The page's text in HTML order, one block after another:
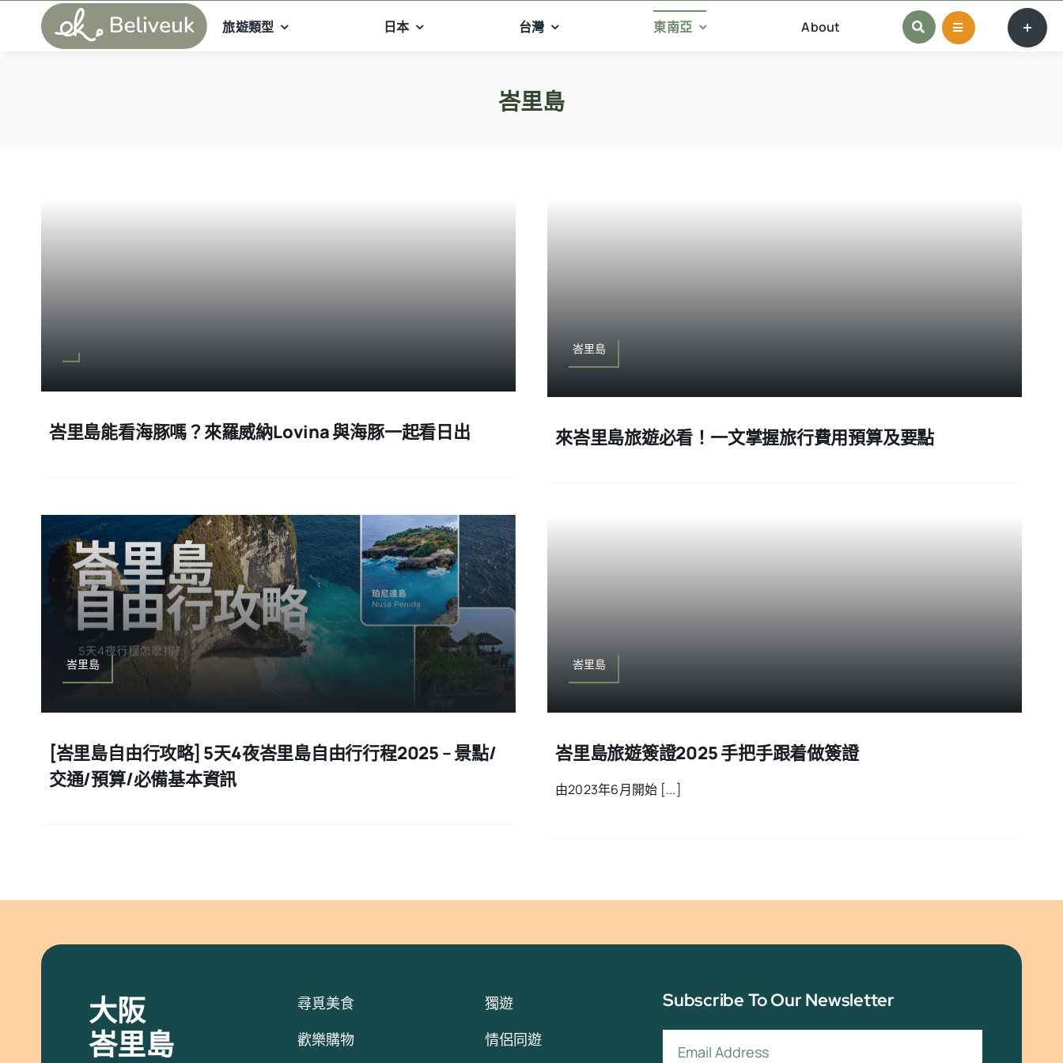
旅遊類型 日本 台灣 東南亞 About
峇里島
峇里島能看海豚嗎？來羅威納Lovina 與海豚一起看日出
峇里島
來峇里島旅遊必看！一文掌握旅行費用預算及要點
峇里島
[峇里島自由行攻略] 5天4夜峇里島自由行行程2025 – 景點/
交通/預算/必備基本資訊
峇里島
峇里島旅遊簽證2025 手把手跟着做簽證
由2023年6月開始 [...]
大阪
峇里島
尋覓美食
歡樂購物
獨遊
情侶同遊
Subscribe To Our Newsletter
Toggle
Sliding